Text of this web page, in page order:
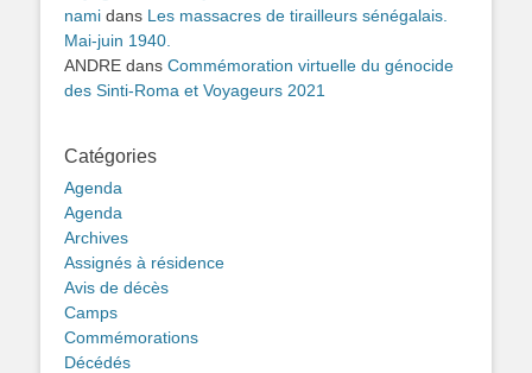
nami dans Les massacres de tirailleurs sénégalais.
Mai-juin 1940.
ANDRE dans Commémoration virtuelle du génocide
des Sinti-Roma et Voyageurs 2021
Catégories
Agenda
Agenda
Archives
Assignés à résidence
Avis de décès
Camps
Commémorations
Décédés